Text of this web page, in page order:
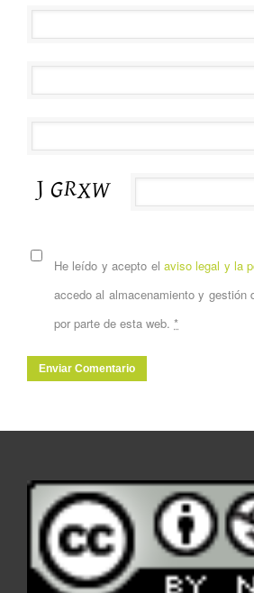
He leído y acepto el aviso legal y la
accedo al almacenamiento y gestión
por parte de esta web. *